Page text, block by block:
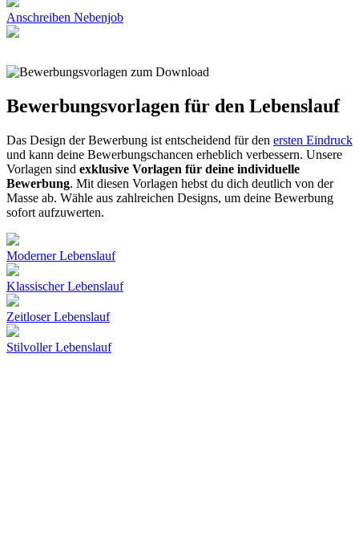
Anschreiben Nebenjob
Bewerbungsvorlagen für den Lebenslauf
Das Design der Bewerbung ist entscheidend für den ersten Eindruck
und kann deine Bewerbungschancen erheblich verbessern. Unsere
Vorlagen sind exklusive Vorlagen für deine individuelle
Bewerbung. Mit diesen Vorlagen hebst du dich deutlich von der
Masse ab. Wähle aus zahlreichen Designs, um deine Bewerbung
sofort aufzuwerten.
Moderner Lebenslauf
Klassischer Lebenslauf
Zeitloser Lebenslauf
Stilvoller Lebenslauf